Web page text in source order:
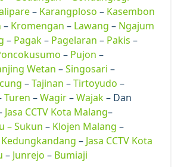
– Karangploso – Kasembon
– Kromengan – Lawang – Ngajum
– Pagak– Pagelaran – Pakis –
– Pujon –
Wetan –Singosari –
–Tajinan –Tirtoyudo –
Turen –Wagir–Wajak– Dan
Jasa CCTV Kota Malang–
–Sukun – Klojen Malang –
Kedungkandang – Jasa CCTV Kota
– Junrejo – Bumiaji